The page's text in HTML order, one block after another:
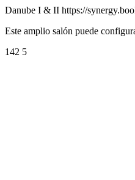
Danube I & II https://
Este amplio salón puede
142 5